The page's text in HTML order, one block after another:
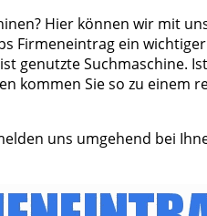
Hier können wir mit
Firmeneintrag ein
genutzte Suchmaschine.
kommen Sie so zu einem
uns umgehend bei